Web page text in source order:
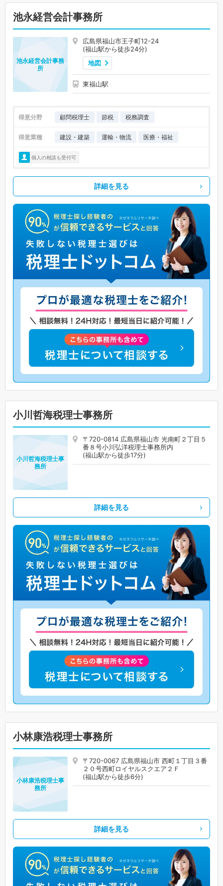
池永経営会計事務所
広島県福山市王子町12-24
(福山駅から徒歩24分)
地図
東福山駅
池永経営会計事務
所
得意分野 顧問税理士 節税 税務調査
得意業種 建設・建築 運輸・物流 医療・福祉
個人の相談も受付可
詳細を見る
小川哲海税理士事務所
〒720-0814 広島県福山市 光南町２丁目５
番８号小川弘洋税理士事務所内
(福山駅から徒歩17分)
小川哲海税理士事
務所
詳細を見る
小林康浩税理士事務所
〒720-0067 広島県福山市 西町１丁目３番
２０号西町ロイヤルスクエア２Ｆ
(福山駅から徒歩6分)
小林康浩税理士事
務所
詳細を見る